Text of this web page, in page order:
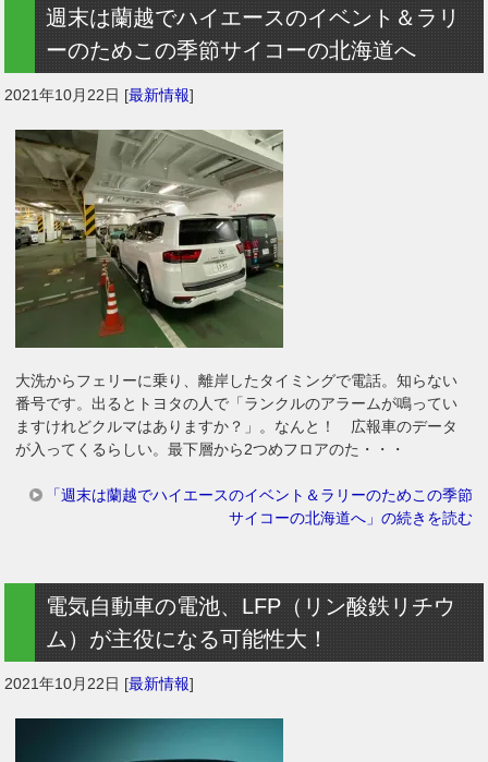
週末は蘭越でハイエースのイベント＆ラリ
ーのためこの季節サイコーの北海道へ
2021年10月22日 [最新情報]
大洗からフェリーに乗り、離岸したタイミングで電話。知らない
番号です。出るとトヨタの人で「ランクルのアラームが鳴ってい
ますけれどクルマはありますか？」。なんと！ 広報車のデータ
が入ってくるらしい。最下層から2つめフロアのた・・・
「週末は蘭越でハイエースのイベント＆ラリーのためこの季節
サイコーの北海道へ」の続きを読む
電気自動車の電池、LFP（リン酸鉄リチウ
ム）が主役になる可能性大！
2021年10月22日 [最新情報]